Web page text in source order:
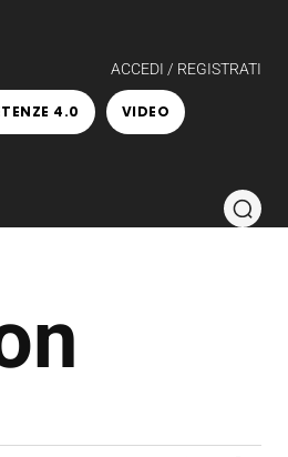
ACCEDI / REGISTRATI
4.0 VIDEO